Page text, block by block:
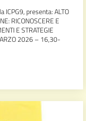
ICPG9, presenta: ALTO
RICONOSCERE E
E STRATEGIE
2026 – 16,30-